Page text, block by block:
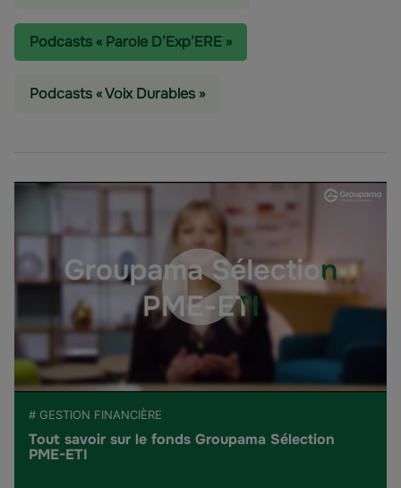
Podcasts « Parole D’Exp’ERE »
Podcasts « Voix Durables »
# GESTION FINANCIÈRE
Tout savoir sur le fonds Groupama Sélection
PME-ETI